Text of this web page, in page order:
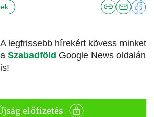
A legfrissebb hírekért kövess minket
a Szabadföld Google News oldalán
is!
előfizetés